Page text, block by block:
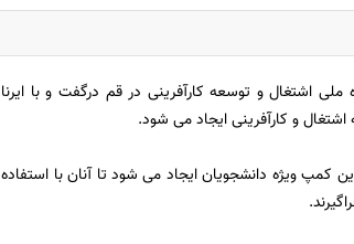
اشتغال و توسعه کارآفرینی در قم درگفت و با ایرنا
و کارآفرینی ایجاد می شود.
کمپ ویژه دانشجویان ایجاد می شود تا آنان با استفاده